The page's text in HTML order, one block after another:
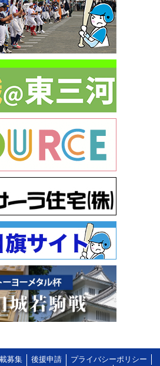
募集 後援申請
プライバシーポリシー